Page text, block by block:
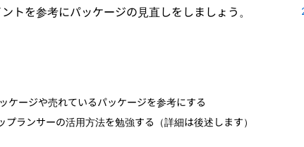
トを参考にパッケージの見直しをしましょう。
ケージや売れているパッケージを参考にする
プランサーの活用方法を勉強する（詳細は後述します）